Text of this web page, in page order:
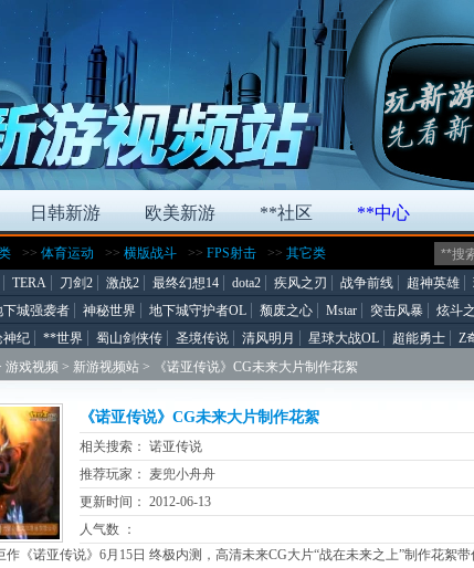
日韩新游 欧美新游 **社区 **中心
>> 体育运动 >> 横版战斗 >> FPS射击 >> 其它类
TERA 刀剑2 激战2 最终幻想14 dota2 疾风之刃 战争前线 超神英雄
下城强袭者 神秘世界 地下城守护者OL 颓废之心 Mstar 突击风暴 炫斗
神纪 **世界 蜀山剑侠传 圣境传说 清风明月 星球大战OL 超能勇士 Z
游戏视频 > 新游视频站 > 《诺亚传说》CG未来大片制作花絮
《诺亚传说》CG未来大片制作花絮
相关搜索： 诺亚传说
推荐玩家： 麦兜小舟舟
更新时间： 2012-06-13
人气数 ：
作《诺亚传说》6月15日 终极内测，高清未来CG大片“战在未来之上”制作花絮